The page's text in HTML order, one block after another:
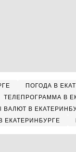
ПОГОДА В
ТЕЛЕПРОГРАММА В
ВАЛЮТ В
ЕКАТЕРИНБУРГЕ